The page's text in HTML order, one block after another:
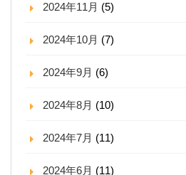
2024年11月 (5)
2024年10月 (7)
2024年9月 (6)
2024年8月 (10)
2024年7月 (11)
2024年6月 (11)